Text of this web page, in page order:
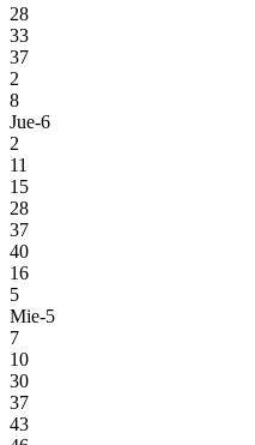
28
33
37
2
8
Jue-6
2
11
15
28
37
40
16
5
Mie-5
7
10
30
37
43